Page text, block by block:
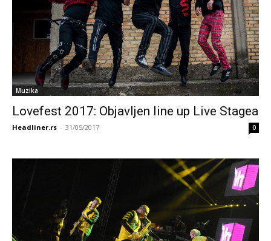
Muzika
Lovefest 2017: Objavljen line up Live Stagea
Headliner.rs - 31/05/2017 0